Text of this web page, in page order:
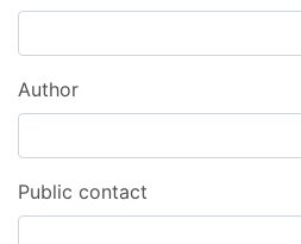
Author
Public contact